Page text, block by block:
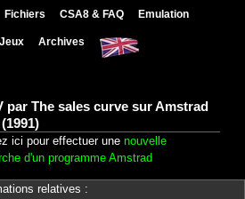
Fichiers CSA8 & FAQ Emulation
Jeux Archives
par The sales curve sur Amstrad
ici pour effectuer une nouvelle
d'un programme Amstrad
relatives :